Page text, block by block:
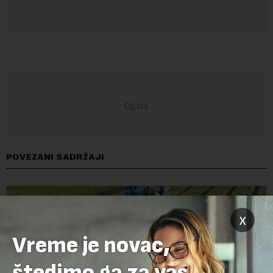
POVEZANI SADRŽAJI
x
Vreme je novac,